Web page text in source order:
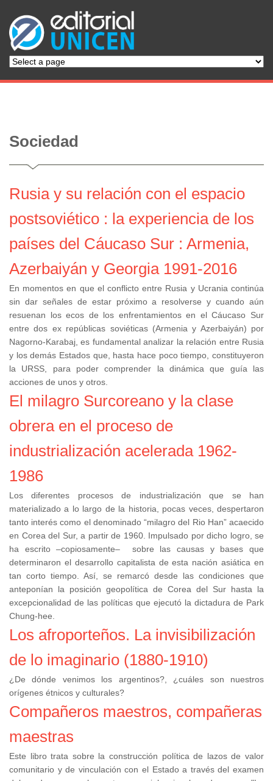
Sociedad
Rusia y su relación con el espacio
postsoviético : la experiencia de los
países del Cáucaso Sur : Armenia,
Azerbaiyán y Georgia 1991-2016
En momentos en que el conflicto entre Rusia y Ucrania continúa
sin dar señales de estar próximo a resolverse y cuando aún
resuenan los ecos de los enfrentamientos en el Cáucaso Sur
entre dos ex repúblicas soviéticas (Armenia y Azerbaiyán) por
Nagorno-Karabaj, es fundamental analizar la relación entre Rusia
y los demás Estados que, hasta hace poco tiempo, constituyeron
la URSS, para poder comprender la dinámica que guía las
acciones de unos y otros.
El milagro Surcoreano y la clase
obrera en el proceso de
industrialización acelerada 1962-
1986
Los diferentes procesos de industrialización que se han
materializado a lo largo de la historia, pocas veces, despertaron
tanto interés como el denominado “milagro del Rio Han” acaecido
en Corea del Sur, a partir de 1960. Impulsado por dicho logro, se
ha escrito –copiosamente– sobre las causas y bases que
determinaron el desarrollo capitalista de esta nación asiática en
tan corto tiempo. Así, se remarcó desde las condiciones que
anteponían la posición geopolítica de Corea del Sur hasta la
excepcionalidad de las políticas que ejecutó la dictadura de Park
Chung-hee.
Los afroporteños. La invisibilización
de lo imaginario (1880-1910)
¿De dónde venimos los argentinos?, ¿cuáles son nuestros
orígenes étnicos y culturales?
Compañeros maestros, compañeras
maestras
Este libro trata sobre la construcción política de lazos de valor
comunitario y de vinculación con el Estado a través del examen